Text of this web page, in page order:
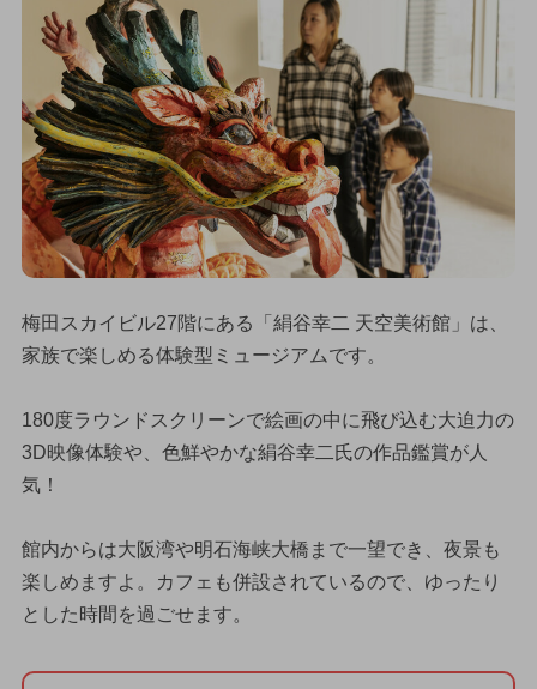
梅田スカイビル27階にある「絹谷幸二 天空美術館」は、
家族で楽しめる体験型ミュージアムです。
180度ラウンドスクリーンで絵画の中に飛び込む大迫力の
3D映像体験や、色鮮やかな絹谷幸二氏の作品鑑賞が人
気！
館内からは大阪湾や明石海峡大橋まで一望でき、夜景も
楽しめますよ。カフェも併設されているので、ゆったり
とした時間を過ごせます。